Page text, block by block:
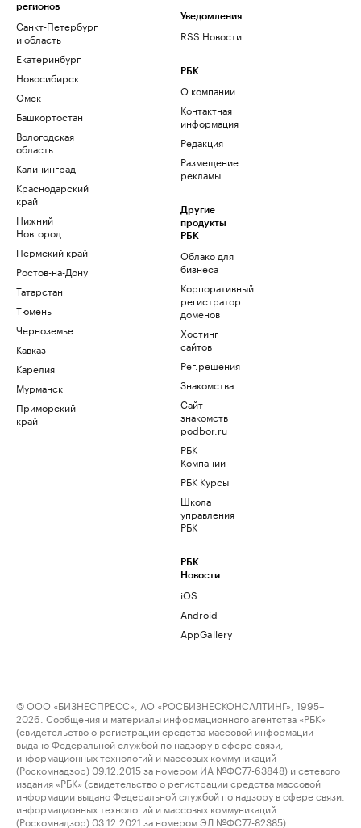
регионов
Санкт-Петербург
и область
Екатеринбург
Новосибирск
Омск
Башкортостан
Вологодская
область
Калининград
Краснодарский
край
Нижний
Новгород
Пермский край
Ростов-на-Дону
Татарстан
Тюмень
Черноземье
Кавказ
Карелия
Мурманск
Приморский
край
Уведомления
RSS Новости
РБК
О компании
Контактная
информация
Редакция
Размещение
рекламы
Другие
продукты
РБК
Облако для
бизнеса
Корпоративный
регистратор
доменов
Хостинг
сайтов
Рег.решения
Знакомства
Сайт
знакомств
podbor.ru
РБК
Компании
РБК Курсы
Школа
управления
РБК
РБК
Новости
iOS
Android
AppGallery
© ООО «БИЗНЕСПРЕСС», АО «РОСБИЗНЕСКОНСАЛТИНГ», 1995–
2026. Сообщения и материалы информационного агентства «РБК»
(свидетельство о регистрации средства массовой информации
выдано Федеральной службой по надзору в сфере связи,
информационных технологий и массовых коммуникаций
(Роскомнадзор) 09.12.2015 за номером ИА №ФС77-63848) и сетевого
издания «РБК» (свидетельство о регистрации средства массовой
информации выдано Федеральной службой по надзору в сфере связи,
информационных технологий и массовых коммуникаций
(Роскомнадзор) 03.12.2021 за номером ЭЛ №ФС77-82385)